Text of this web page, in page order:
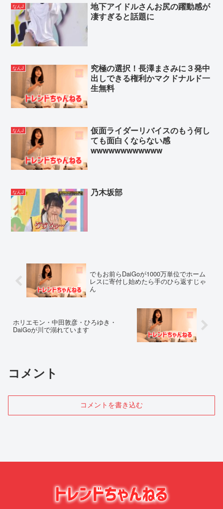
なんJ
地下アイドルさんお尻の躍動感が
凄すぎると話題に
なんJ
究極の選択！長澤まさみに３発中
出しできる権利かマクドナルド一
生無料
なんJ
仮面ライダーリバイスのもう何し
ても面白くならない感
wwwwwwwwwwww
なんJ 乃木坂部
でもお前らDaiGoが1000万単位でホーム
レスに寄付し始めたら手のひら返すじゃ
ん
ホリエモン・中田敦彦・ひろゆき・
DaiGoが川で溺れています
コメント
コメントを書き込む